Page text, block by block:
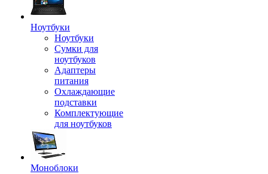
Ноутбуки
Ноутбуки
Сумки для
ноутбуков
Адаптеры
питания
Охлаждающие
подставки
Комплектующие
для ноутбуков
Моноблоки